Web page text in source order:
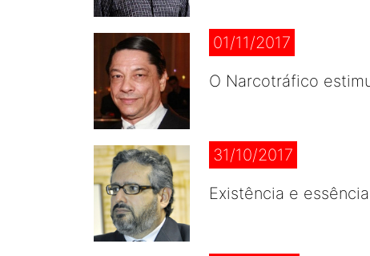
01/11/2017
O Narcotráfico
31/10/2017
Existência e essência